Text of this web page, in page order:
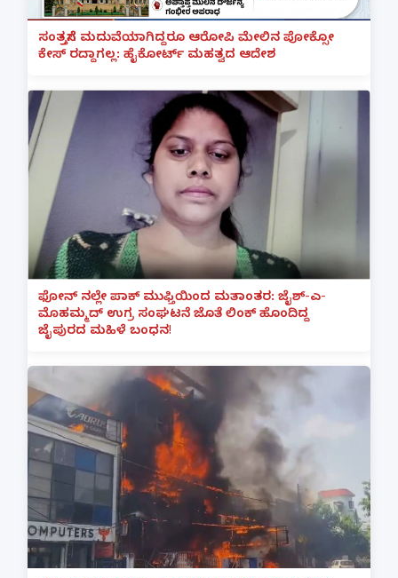
ಸಂತ್ರಸ್ತೆಗೆ ಮದುವೆಯಾಗಿದ್ದರೂ ಆರೋಪಿ ಮೇಲಿನ ಪೋಕ್ಸೋ
ಕೇಸ್ ರದ್ದಾಗಲ್ಲ: ಹೈಕೋರ್ಟ್ ಮಹತ್ವದ ಆದೇಶ
ಫೋನ್ ನಲ್ಲೇ ಪಾಕ್ ಮುಫ್ತಿಯಿಂದ ಮತಾಂತರ: ಜೈಶ್-ಎ-
ಮೊಹಮ್ಮದ್ ಉಗ್ರ ಸಂಘಟನೆ ಜೊತೆ ಲಿಂಕ್ ಹೊಂದಿದ್ದ
ಜೈಪುರದ ಮಹಿಳೆ ಬಂಧನ!